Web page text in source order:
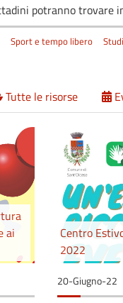
potranno trovare
Sport e tempo libero
Tutte le risorse
ai
Centro
2022
20-Giugno-22